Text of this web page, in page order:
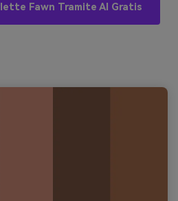
Fawn Tramite AI Gratis